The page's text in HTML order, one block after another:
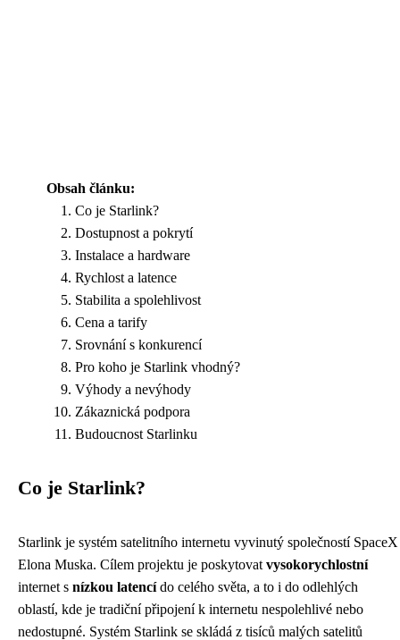
Obsah článku:
Co je Starlink?
Dostupnost a pokrytí
Instalace a hardware
Rychlost a latence
Stabilita a spolehlivost
Cena a tarify
Srovnání s konkurencí
Pro koho je Starlink vhodný?
Výhody a nevýhody
Zákaznická podpora
Budoucnost Starlinku
Co je Starlink?
Starlink je systém satelitního internetu vyvinutý společností SpaceX
Elona Muska. Cílem projektu je poskytovat vysokorychlostní
internet s nízkou latencído celého světa, a to i do odlehlých
oblastí, kde je tradiční připojení k internetu nespolehlivé nebo
nedostupné. Systém Starlink se skládá z tisíců malých satelitů